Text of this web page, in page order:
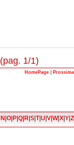
(pag. 1/1)
HomePage
N O P Q R S T|U V W|X Y Z